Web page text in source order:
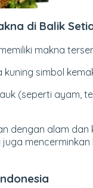
di Balik
makna
kuning simbol
(seperti ayam,
dengan alam